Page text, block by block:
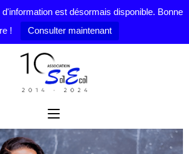
d'information est désormais disponible. Bonne
!
Consulter maintenant